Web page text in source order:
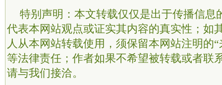
特别声明：本文转载仅仅是出于传播信息
代表本网站观点或证实其内容的真实性；如
人从本网站转载使用，须保留本网站注明的
等法律责任；作者如果不希望被转载或者联
请与我们接洽。